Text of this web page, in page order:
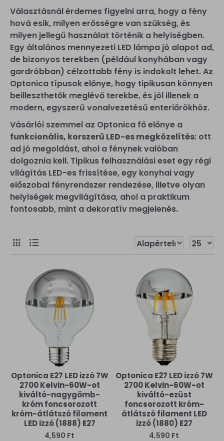
Választásnál érdemes figyelni arra, hogy a fény
hová esik, milyen erősségre van szükség, és
milyen jellegű használat történik a helyiségben.
Egy általános mennyezeti LED lámpa jó alapot ad,
de bizonyos terekben (például konyhában vagy
gardróbban) célzottabb fény is indokolt lehet. Az
Optonica típusok előnye, hogy tipikusan könnyen
beilleszthetők meglévő terekbe, és jól illenek a
modern, egyszerű vonalvezetésű enteriőrökhöz.
Vásárlói szemmel az Optonica fő előnye a
funkcionális, korszerű LED-es megközelítés: ott
ad jó megoldást, ahol a fénynek valóban
dolgoznia kell. Tipikus felhasználási eset egy régi
világítás LED-es frissítése, egy konyhai vagy
előszobai fényrendszer rendezése, illetve olyan
helyiségek megvilágítása, ahol a praktikum
fontosabb, mint a dekoratív megjelenés.
Optonica E27 LED izzó 7W
2700 Kelvin-60W-ot
kiváltó-nagygömb-
króm foncsorozott
króm-átlátszó filament
LED izzó (1888) E27
4,590 Ft
Optonica E27 LED izzó 7W
2700 Kelvin-60W-ot
kiváltó-ezüst
foncsorozott króm-
átlátszó filament LED
izzó (1880) E27
4,590 Ft